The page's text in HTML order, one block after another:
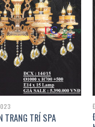
TRANG TRÍ SPA